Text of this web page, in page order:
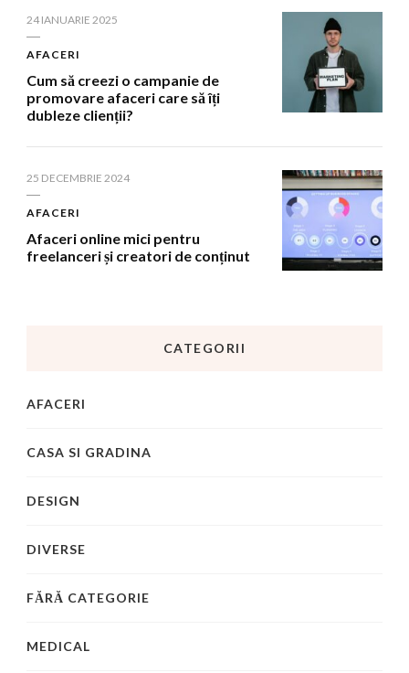
24 IANUARIE 2025
AFACERI
Cum să creezi o campanie de
promovare afaceri care să îți
dubleze clienții?
25 DECEMBRIE 2024
AFACERI
Afaceri online mici pentru
freelanceri și creatori de conținut
CATEGORII
AFACERI
CASA SI GRADINA
DESIGN
DIVERSE
FĂRĂ CATEGORIE
MEDICAL